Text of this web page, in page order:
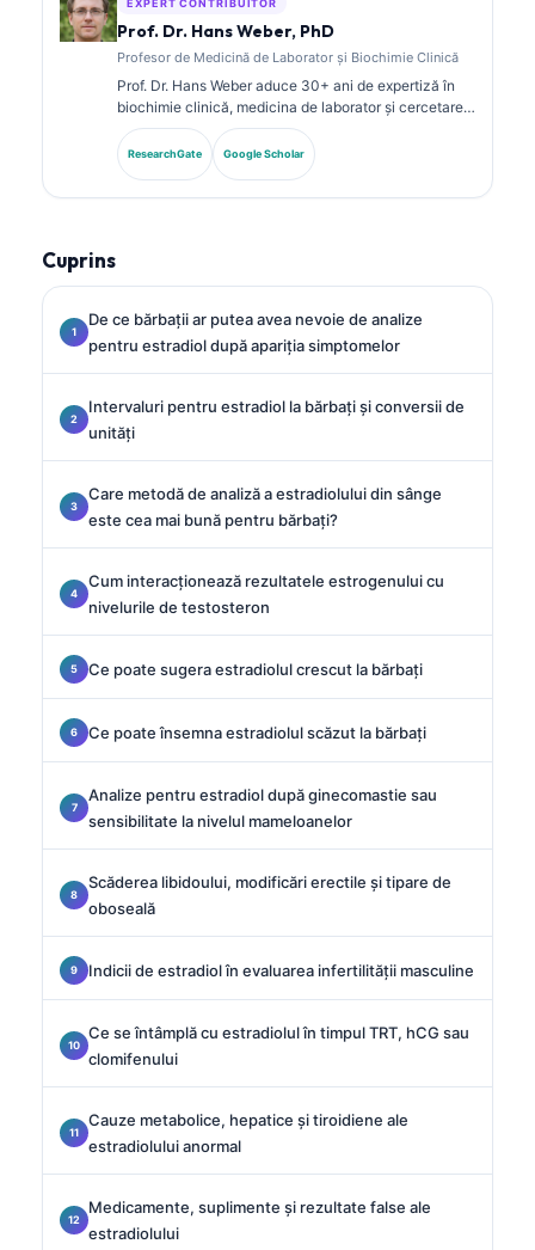
Prof. Dr. Hans Weber, PhD
Profesor de Medicină de Laborator și Biochimie Clinică
Prof. Dr. Hans Weber aduce 30+ ani de expertiză în
biochimie clinică, medicina de laborator și cercetarea
biomarkerilor. Fost președinte al Societății Germane
de Chimie Clinică, se specializează în analiza
panourilor de diagnostic, standardizarea biomarkerilor
ResearchGate Google Scholar
Cuprins
De ce bărbații ar putea avea nevoie de analize
pentru estradiol după apariția simptomelor
Intervaluri pentru estradiol la bărbați și conversii de
unități
Care metodă de analiză a estradiolului din sânge
este cea mai bună pentru bărbați?
Cum interacționează rezultatele estrogenului cu
nivelurile de testosteron
Ce poate sugera estradiolul crescut la bărbați
Ce poate însemna estradiolul scăzut la bărbați
Analize pentru estradiol după ginecomastie sau
sensibilitate la nivelul mameloanelor
Scăderea libidoului, modificări erectile și tipare de
oboseală
Indicii de estradiol în evaluarea infertilității masculine
Ce se întâmplă cu estradiolul în timpul TRT, hCG sau
clomifenului
Cauze metabolice, hepatice și tiroidiene ale
estradiolului anormal
Medicamente, suplimente și rezultate false ale
estradiolului